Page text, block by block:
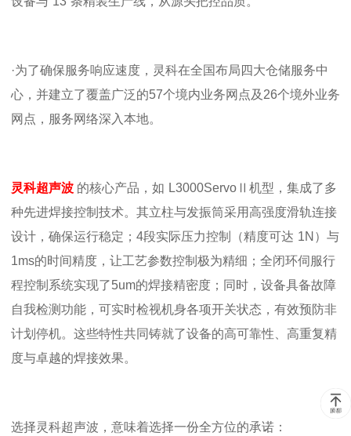
·为了确保服务响应速度，灵科在全国布局四大仓储服务中
心，并建立了覆盖广泛的57个境内业务网点及26个境外业务
网点，服务网络深入本地。
灵科超声波 的核心产品，如 L3000Servo Ⅱ机型，集成了多
种先进焊接控制技术。其立柱与发振筒采用高强度滑轨连接
设计，确保运行稳定； 4段实际压力控制（精度可达 1N ）与
1ms的时间精度，让工艺参数控制极为精细；全闭环伺服行
程控制系统实现了5um的焊接精密度；同时，设备具备故障
自我检测功能，可实时检视机身各项开关状态，有效预防非
计划停机。这些特性共同铸就了设备的高可靠性、高重复精
度与卓越的焊接效果。
选择灵科超声波 ，意味着选择一份全方位的承诺：